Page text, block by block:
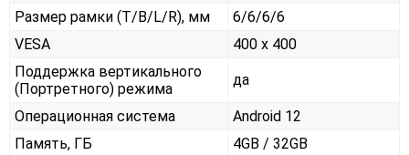
Размер рамки (T/B/L/R), мм
6/6/6/6
VESA
400 x 400
Поддержка вертикального
(Портретного) режима
да
Операционная система
Android 12
Память, ГБ
4GB / 32GB